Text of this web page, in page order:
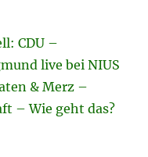
CDU –
live bei NIUS
& Merz –
– Wie geht das?